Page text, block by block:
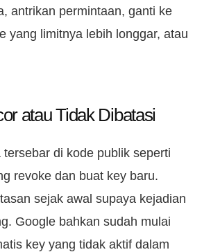
antrikan permintaan, ganti ke
yang limitnya lebih longgar, atau
atau Tidak Dibatasi
tersebar di kode publik seperti
revoke dan buat key baru.
sejak awal supaya kejadian
Google bahkan sudah mulai
key yang tidak aktif dalam